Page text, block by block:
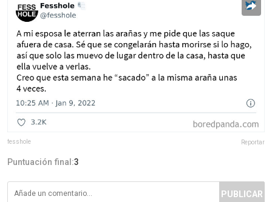
fesshole Reportar
Puntuación final:3
PUBLICAR